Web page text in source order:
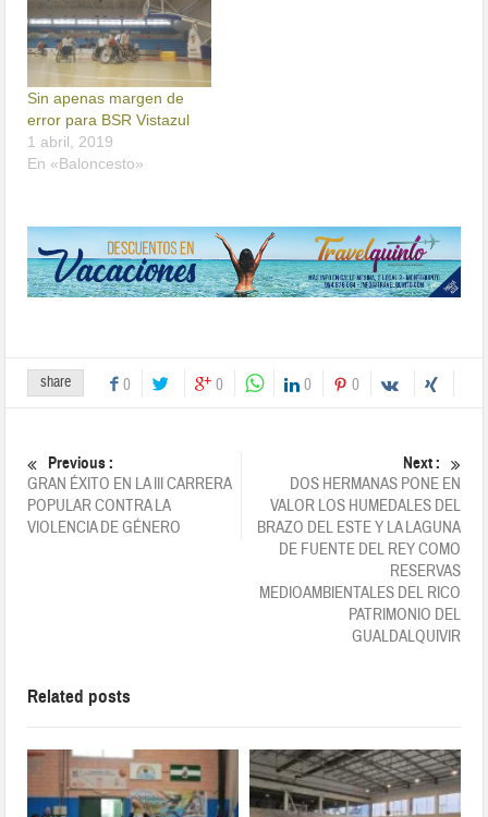
Sin apenas margen de
error para BSR Vistazul
1 abril, 2019
En «Baloncesto»
share 0 0 0 0
Previous :
GRAN ÉXITO EN LA III CARRERA
POPULAR CONTRA LA
VIOLENCIA DE GÉNERO
Next :
DOS HERMANAS PONE EN
VALOR LOS HUMEDALES DEL
BRAZO DEL ESTE Y LA LAGUNA
DE FUENTE DEL REY COMO
RESERVAS
MEDIOAMBIENTALES DEL RICO
PATRIMONIO DEL
GUALDALQUIVIR
Related posts